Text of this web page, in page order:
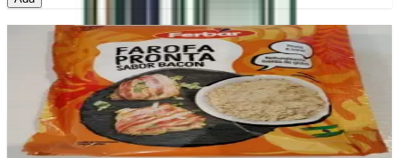
Farofa Pronta Bacon
Farofa temperada com sabor defumado de bacon.
£2.50
Add